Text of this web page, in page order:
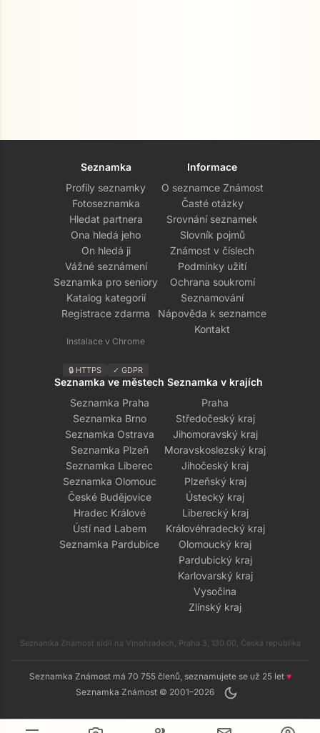
Seznamka
Profily seznamky
Fotoseznamka
Hledat partnera
Ona hledá jeho
On hledá ji
Vážné seznámení
Seznamka pro seniory
Katalog kategorií
Registrace zdarma
Instalace v Chrome
🔒 HTTPS ✓ GDPR
Informace
O seznamce Známost
Časté otázky
Srovnání seznamek
Slovník pojmů
Známost v číslech
Podmínky užití
Ochrana soukromí
Seznamování
Nápověda k seznamce
Kontakt
Seznamka ve městech
Seznamka Praha
Seznamka Brno
Seznamka Ostrava
Seznamka Plzeň
Seznamka Liberec
Seznamka Olomouc
České Budějovice
Hradec Králové
Ústí nad Labem
Seznamka Pardubice
Seznamka v krajích
Praha
Středočeský kraj
Jihomoravský kraj
Moravskoslezský kraj
Jihočeský kraj
Plzeňský kraj
Ústecký kraj
Liberecký kraj
Královéhradecký kraj
Olomoucký kraj
Pardubický kraj
Karlovarský kraj
Vysočina
Zlínský kraj
Seznamka Známost sídlí na Vinohradech, Praha 3, 130 00, Česká republika
Seznamka Známost má 70 755 členů, seznamujete se už 25 let ♥
Seznamka Známost © 2001–2026
dark_mode